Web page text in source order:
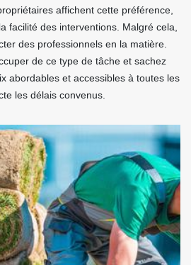
affichent cette préférence,
facilité des interventions. Malgré cela,
des professionnels en la matière.
de ce type de tâche et sachez
abordables et accessibles à toutes les
les délais convenus.